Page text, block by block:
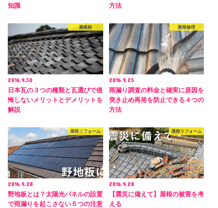
知識
方法
屋根材
2016.9.30
日本瓦の３つの種類と瓦選びで後
悔しないメリットとデメリットを
解説
屋根修理
2016.9.25
雨漏り調査の料金と確実に原因を
突き止め再発を防止できる４つの
方法
屋根リフォーム
2016.9.28
野地板とは？太陽光パネルの設置
で雨漏りを起こさない５つの注意
屋根リフォーム
2016.9.28
【震災に備えて】屋根の被害を考
える